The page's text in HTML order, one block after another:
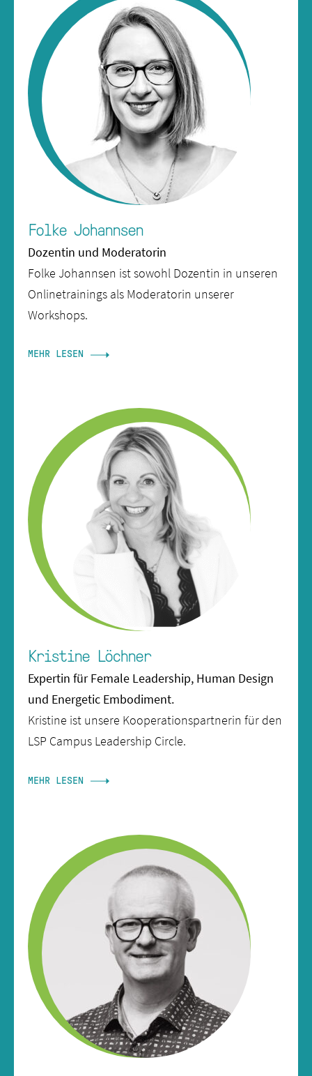
Folke Johannsen
Dozentin und Moderatorin
Folke Johannsen ist sowohl Dozentin in unseren
Onlinetrainings als Moderatorin unserer
Workshops.
MEHR LESEN
Kristine Löchner
Expertin für Female Leadership, Human Design
und Energetic Embodiment.
Kristine ist unsere Kooperationspartnerin für den
LSP Campus Leadership Circle.
MEHR LESEN